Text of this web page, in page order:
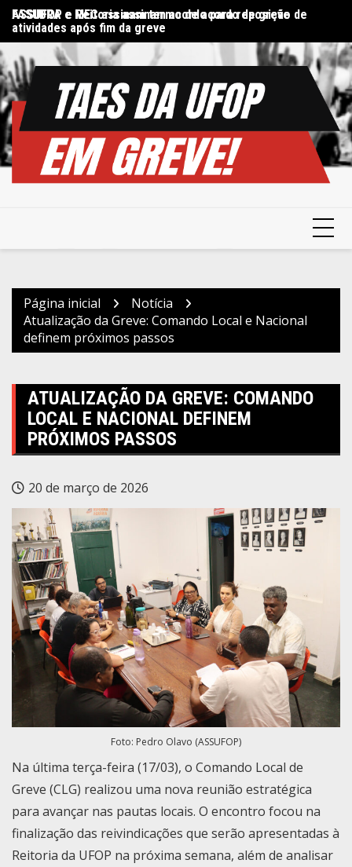
para
o
conteúdo
FASUBRA e MEC assinam termo de acordo de greve
ASSUFOP e Reitoria assinam acordo para reposição de
atividades após fim da greve
Página inicial
Notícia
Atualização da Greve: Comando Local e Nacional
definem próximos passos
ATUALIZAÇÃO DA GREVE: COMANDO
LOCAL E NACIONAL DEFINEM
PRÓXIMOS PASSOS
20 de março de 2026
Foto: Pedro Olavo (ASSUFOP)
Na última terça-feira (17/03), o Comando Local de
Greve (CLG) realizou uma nova reunião estratégica
para avançar nas pautas locais. O encontro focou na
finalização das reivindicações que serão apresentadas à
Reitoria da UFOP na próxima semana, além de analisar